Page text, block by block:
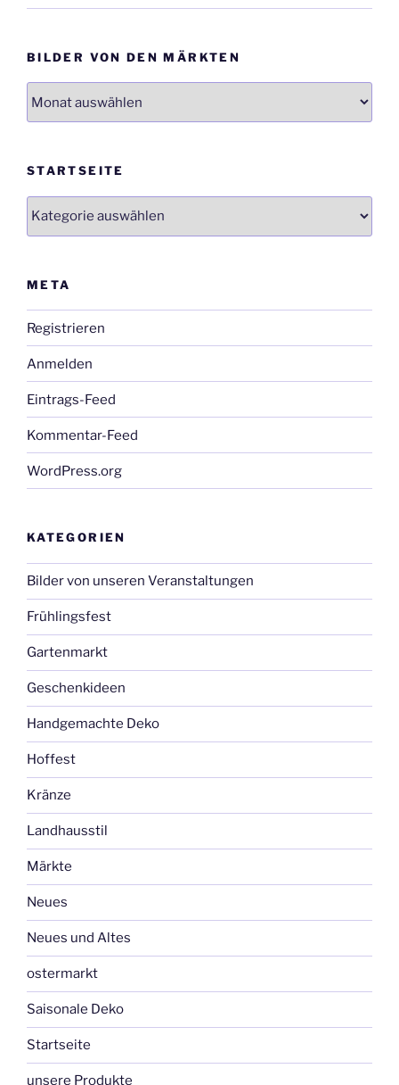
BILDER VON DEN MÄRKTEN
von
STARTSEITE
META
Registrieren
Anmelden
Eintrags-Feed
Kommentar-Feed
WordPress.org
KATEGORIEN
Bilder von unseren Veranstaltungen
Frühlingsfest
Gartenmarkt
Geschenkideen
Handgemachte Deko
Hoffest
Kränze
Landhausstil
Märkte
Neues
Neues und Altes
ostermarkt
Saisonale Deko
Startseite
unsere Produkte